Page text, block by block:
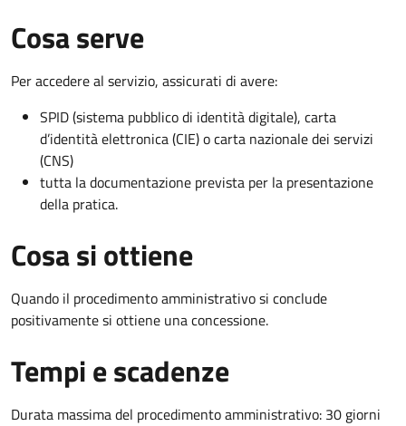
Cosa serve
Per accedere al servizio, assicurati di avere:
SPID (sistema pubblico di identità digitale), carta
d’identità elettronica (CIE) o carta nazionale dei servizi
(CNS)
tutta la documentazione prevista per la presentazione
della pratica.
Cosa si ottiene
Quando il procedimento amministrativo si conclude
positivamente si ottiene una concessione.
Tempi e scadenze
Durata massima del procedimento amministrativo: 30 giorni